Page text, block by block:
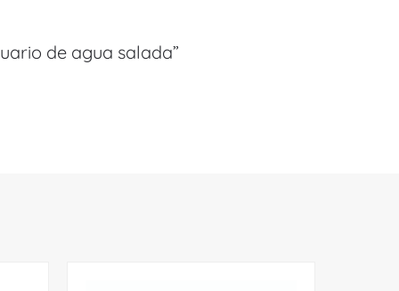
de agua salada”